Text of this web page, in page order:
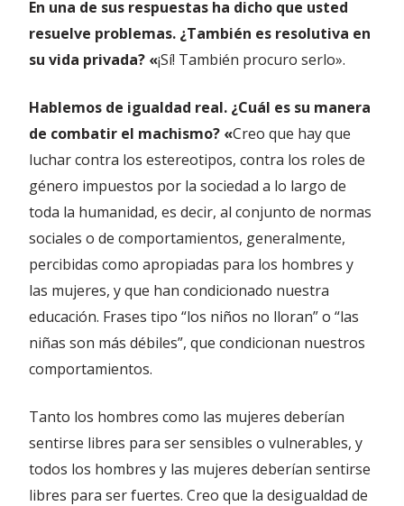
En una de sus respuestas ha dicho que usted
resuelve problemas. ¿También es resolutiva en
su vida privada? «¡Sí! También procuro serlo».
Hablemos de igualdad real. ¿Cuál es su manera
de combatir el machismo? «Creo que hay que
luchar contra los estereotipos, contra los roles de
género impuestos por la sociedad a lo largo de
toda la humanidad, es decir, al conjunto de normas
sociales o de comportamientos, generalmente,
percibidas como apropiadas para los hombres y
las mujeres, y que han condicionado nuestra
educación. Frases tipo “los niños no lloran” o “las
niñas son más débiles”, que condicionan nuestros
comportamientos.
Tanto los hombres como las mujeres deberían
sentirse libres para ser sensibles o vulnerables, y
todos los hombres y las mujeres deberían sentirse
libres para ser fuertes. Creo que la desigualdad de